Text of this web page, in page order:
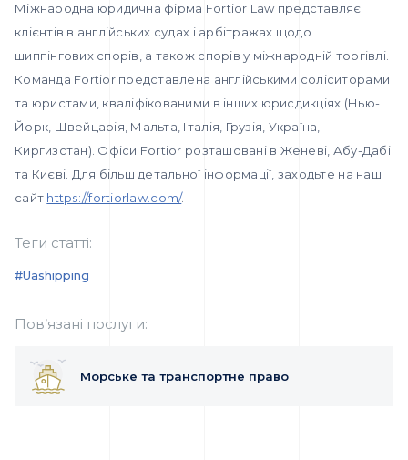
Міжнародна юридична фірма Fortior Law представляє
клієнтів в англійських судах і арбітражах щодо
шиппінгових спорів, а також спорів у міжнародній торгівлі.
Команда Fortior представлена англійськими соліситорами
та юристами, кваліфікованими в інших юрисдикціях (Нью-
Йорк, Швейцарія, Мальта, Італія, Грузія, Україна,
Киргизстан). Офіси Fortior розташовані в Женеві, Абу-Дабі
та Києві. Для більш детальної інформації, заходьте на наш
сайт https://fortiorlaw.com/.
Теги статті:
#uashipping
Пов’язані послуги:
Морське та транспортне право